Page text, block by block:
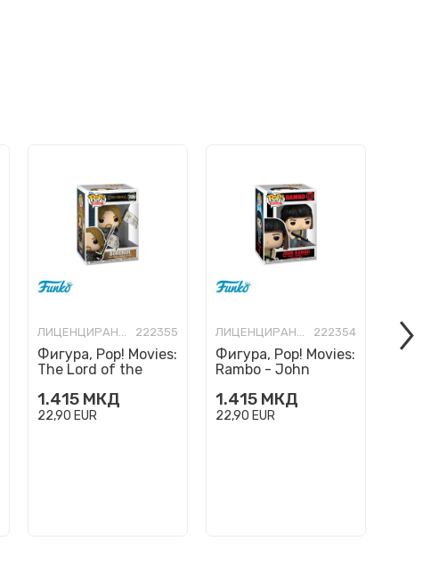
ЛИЦЕНЦИРАНИ ФИГУРИ И СЕТОВИ 222355
Фигура, Pop! Movies:
The Lord of the
1.415 МКД
22,90 EUR
ЛИЦЕНЦИРАНИ ФИГУРИ И СЕТОВИ 222354
Фигура, Pop! Movies:
Rambo - John
1.415 МКД
22,90 EUR